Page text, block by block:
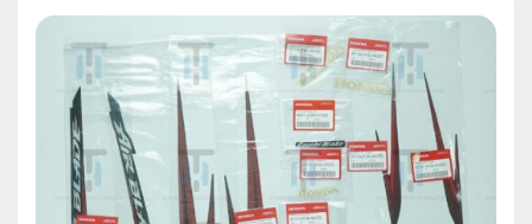
Không có sản phẩm nào trong giỏ hàng